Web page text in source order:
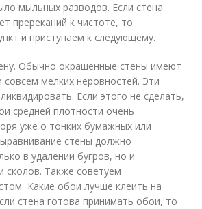
мыльных разводов. Если стена
пререканий к чистоте, то
и приступаем к следующему.
Обычно окрашенные стены имеют
мелких неровностей. Эти
Если этого не сделать,
средней плотности очень
уже о тонких бумажных или
стены должно
в удалении бугров, но и
сколов. Также советуем
Какие обои лучше клеить на
стена готова принимать обои, то